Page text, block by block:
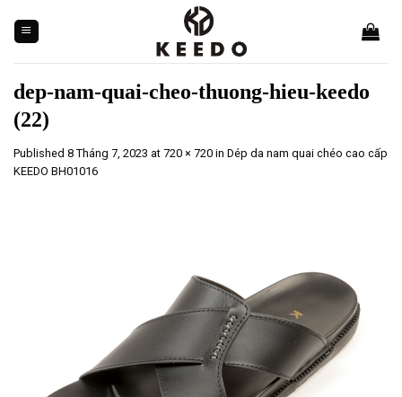
content
dep-nam-quai-cheo-thuong-hieu-keedo
(22)
Published 8 Tháng 7, 2023 at 720 × 720 in Dép da nam quai chéo cao cấp
KEEDO BH01016